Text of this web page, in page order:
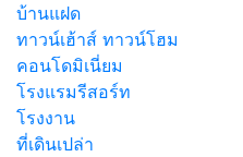
บ้านแฝด
ทาวน์เฮ้าส์ ทาวน์โฮม
คอนโดมิเนี่ยม
โรงแรมรีสอร์ท
โรงงาน
ที่เดินเปล่า